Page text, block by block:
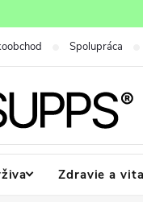
Spolupráca
Zdravie a